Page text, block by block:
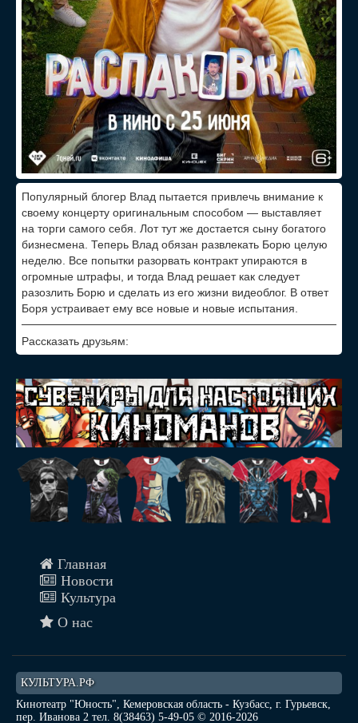
Популярный блогер Влад пытается привлечь внимание к
своему концерту оригинальным способом — выставляет
на торги самого себя. Лот тут же достается сыну богатого
бизнесмена. Теперь Влад обязан развлекать Борю целую
неделю. Все попытки разорвать контракт упираются в
огромные штрафы, и тогда Влад решает как следует
разозлить Борю и сделать из его жизни видеоблог. В ответ
Боря устраивает ему все новые и новые испытания.
Рассказать друзьям:
Главная
Новости
Культура
О нас
КУЛЬТУРА.РФ
Кинотеатр "Юность", Кемеровская область - Кузбасс, г. Гурьевск,
пер. Иванова 2 тел. 8(38463) 5-49-05 © 2016-2026